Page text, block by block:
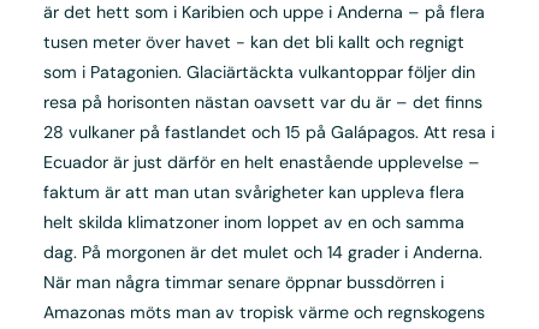
är det hett som i Karibien och uppe i Anderna – på flera
tusen meter över havet - kan det bli kallt och regnigt
som i Patagonien. Glaciärtäckta vulkantoppar följer din
resa på horisonten nästan oavsett var du är – det finns
28 vulkaner på fastlandet och 15 på Galápagos. Att resa i
Ecuador är just därför en helt enastående upplevelse –
faktum är att man utan svårigheter kan uppleva flera
helt skilda klimatzoner inom loppet av en och samma
dag. På morgonen är det mulet och 14 grader i Anderna.
När man några timmar senare öppnar bussdörren i
Amazonas möts man av tropisk värme och regnskogens